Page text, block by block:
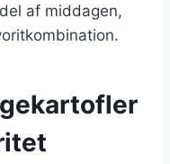
af middagen,